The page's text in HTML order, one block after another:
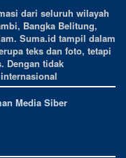
dari seluruh wilayah
Bangka Belitung,
Suma.id tampil dalam
teks dan foto, tetapi
Dengan tidak
Media Siber